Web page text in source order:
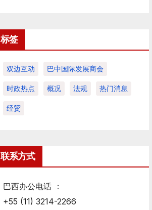
标签
双边互动 巴中国际发展商会
时政热点 概况 法规 热门消息
经贸
联系方式
巴西办公电话 ：
+55 (11) 3214-2266